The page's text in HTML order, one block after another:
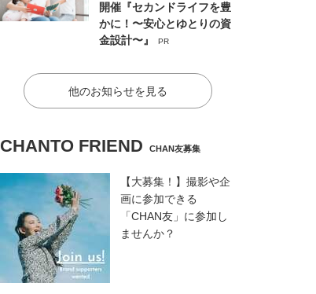
開催『セカンドライフを豊
かに！〜安心とゆとりの資
金設計〜』
PR
他のお知らせを見る
CHANTO FRIEND CHAN友募集
【大募集！】撮影や企
画に参加できる
「CHAN友」に参加し
ませんか？